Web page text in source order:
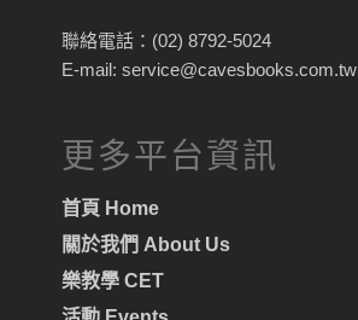
聯絡電話：(02) 8792-5024
E-mail: service@cavesbooks.com.tw
更多平台資訊
首頁 Home
關於我們 About Us
樂教學 CET